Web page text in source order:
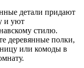
детали придают
и уют
стилю.
деревянные полки,
или комоды в